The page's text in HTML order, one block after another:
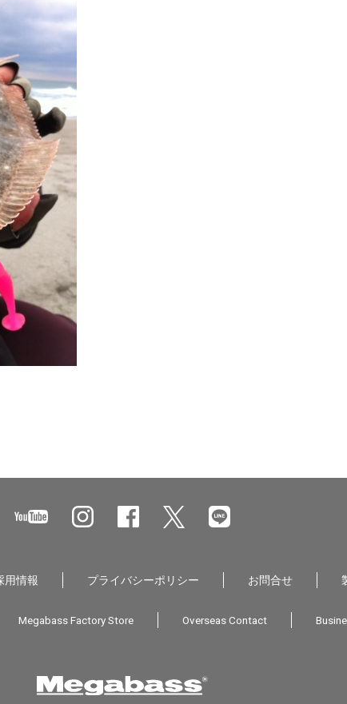
用情報 プライバシーポリシー お問合せ
Megabass Factory Store Overseas Contact